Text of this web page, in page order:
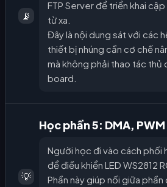
📡
FTP Server để triển khai
từ xa.
Đây là nội dung sát với các
thiết bị nhúng cần cơ chế
mà không phải thao tác thủ
board.
💡
Học phần 5: DMA, PWM
Người học đi vào cách phối
để điều khiển LED WS2812
Phần này giúp nối giữa